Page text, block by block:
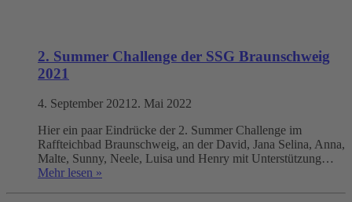
2. Summer Challenge der SSG Braunschweig
2021
4. September 20212. Mai 2022
Hier ein paar Eindrücke der 2. Summer Challenge im
Raffteichbad Braunschweig, an der David, Jana Selina, Anna,
Malte, Sunny, Neele, Luisa und Henry mit Unterstützung…
Mehr lesen »